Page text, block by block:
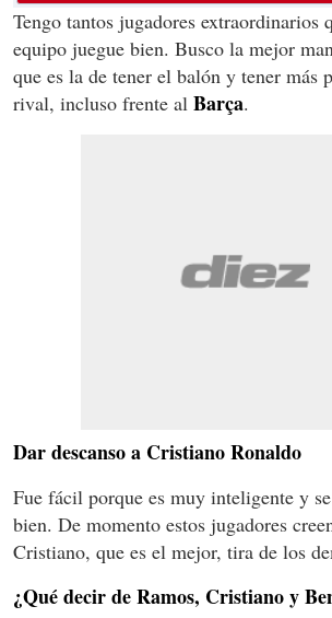
Tengo tantos jugadores extraordinarios
equipo juegue bien. Busco la mejor
que es la de tener el balón y tener más
rival, incluso frente al Barça.
Dar descanso a Cristiano Ronaldo
Fue fácil porque es muy inteligente y
bien. De momento estos jugadores
Cristiano, que es el mejor, tira de los
¿Qué decir de Ramos, Cristiano y